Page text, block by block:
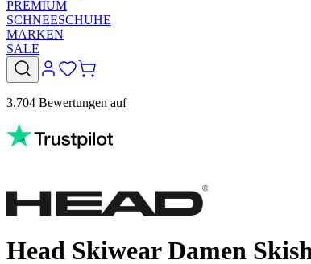
PREMIUM
SCHNEESCHUHE
MARKEN
SALE
3.704 Bewertungen auf
Head Skiwear Damen